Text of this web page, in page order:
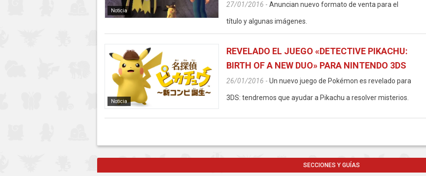
Noticia
27/01/2016 - Anuncian nuevo formato de venta para el
título y algunas imágenes.
Noticia
REVELADO EL JUEGO «DETECTIVE PIKACHU:
BIRTH OF A NEW DUO» PARA NINTENDO 3DS
26/01/2016 - Un nuevo juego de Pokémon es revelado para
3DS: tendremos que ayudar a Pikachu a resolver misterios.
SECCIONES Y GUÍAS